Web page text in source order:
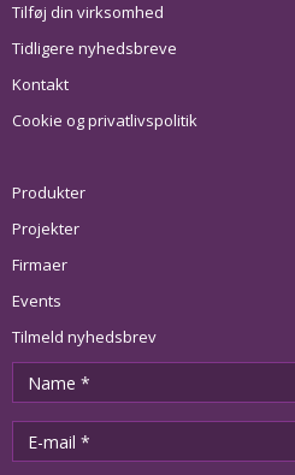
Tilføj din virksomhed
Tidligere nyhedsbreve
Kontakt
Cookie og privatlivspolitik
Produkter
Projekter
Firmaer
Events
Tilmeld nyhedsbrev